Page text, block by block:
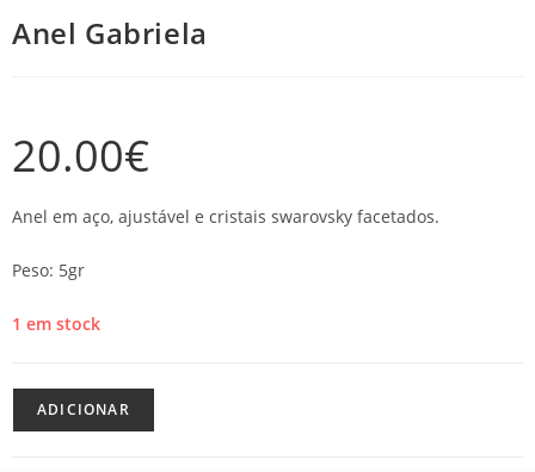
Anel Gabriela
20.00€
Anel em aço, ajustável e cristais swarovsky facetados.
Peso: 5gr
1 em stock
ADICIONAR